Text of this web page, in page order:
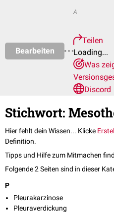
Bearbeiten
A
Teilen
Loading...
Was
Discord
Stichwort:
Hier fehlt dein Wissen... Klicke
Definition.
Tipps und Hilfe zum Mitmachen
Folgende 2 Seiten sind in dieser
P
Pleurakarzinose
Pleuraverdickung